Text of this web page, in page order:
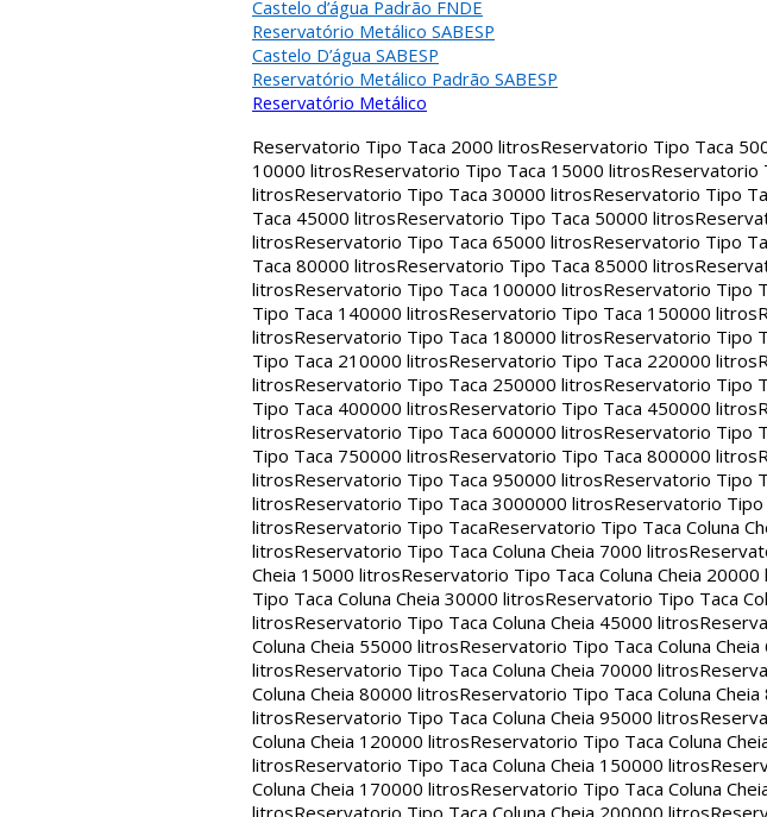
Castelo d’água Padrão FNDE
Reservatório Metálico SABESP
Castelo D’água SABESP
Reservatório Metálico Padrão SABESP
Reservatório Metálico
Reservatorio Tipo Taca 2000 litrosReservatorio Tipo Taca
10000 litrosReservatorio Tipo Taca 15000 litrosReservatorio
litrosReservatorio Tipo Taca 30000 litrosReservatorio Tipo
Taca 45000 litrosReservatorio Tipo Taca 50000 litros
litrosReservatorio Tipo Taca 65000 litrosReservatorio Tipo
Taca 80000 litrosReservatorio Tipo Taca 85000 litros
litrosReservatorio Tipo Taca 100000 litrosReservatorio Tipo
Tipo Taca 140000 litrosReservatorio Tipo Taca 150000 litros
litrosReservatorio Tipo Taca 180000 litrosReservatorio Tipo
Tipo Taca 210000 litrosReservatorio Tipo Taca 220000 litros
litrosReservatorio Tipo Taca 250000 litrosReservatorio Tipo
Tipo Taca 400000 litrosReservatorio Tipo Taca 450000 litros
litrosReservatorio Tipo Taca 600000 litrosReservatorio Tipo
Tipo Taca 750000 litrosReservatorio Tipo Taca 800000 litros
litrosReservatorio Tipo Taca 950000 litrosReservatorio Tipo
litrosReservatorio Tipo Taca 3000000 litrosReservatorio
litrosReservatorio Tipo TacaReservatorio Tipo Taca Coluna
litrosReservatorio Tipo Taca Coluna Cheia 7000 litros
Cheia 15000 litrosReservatorio Tipo Taca Coluna Cheia 20000
Tipo Taca Coluna Cheia 30000 litrosReservatorio Tipo Taca
litrosReservatorio Tipo Taca Coluna Cheia 45000 litros
Coluna Cheia 55000 litrosReservatorio Tipo Taca Coluna
litrosReservatorio Tipo Taca Coluna Cheia 70000 litros
Coluna Cheia 80000 litrosReservatorio Tipo Taca Coluna
litrosReservatorio Tipo Taca Coluna Cheia 95000 litros
Coluna Cheia 120000 litrosReservatorio Tipo Taca Coluna
litrosReservatorio Tipo Taca Coluna Cheia 150000 litros
Coluna Cheia 170000 litrosReservatorio Tipo Taca Coluna
litrosReservatorio Tipo Taca Coluna Cheia 200000 litros